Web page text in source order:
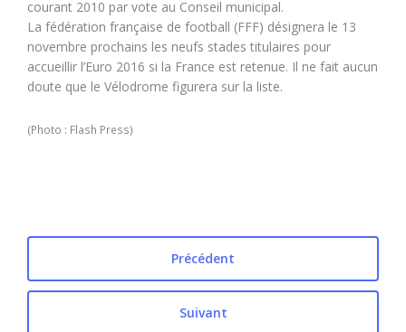
courant 2010 par vote au Conseil municipal.
La fédération française de football (FFF) désignera le 13
novembre prochains les neufs stades titulaires pour
accueillir l’Euro 2016 si la France est retenue. Il ne fait aucun
doute que le Vélodrome figurera sur la liste.
(Photo : Flash Press)
Précédent
Suivant